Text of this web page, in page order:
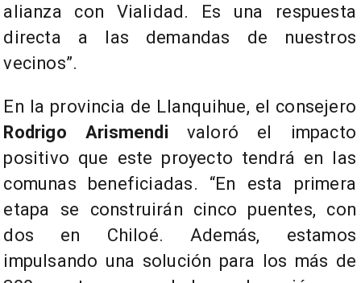
alianza con Vialidad. Es una respuesta
directa a las demandas de nuestros
vecinos”.
En la provincia de Llanquihue, el consejero
Rodrigo Arismendi valoró el impacto
positivo que este proyecto tendrá en las
comunas beneficiadas. “En esta primera
etapa se construirán cinco puentes, con
dos en Chiloé. Además, estamos
impulsando una solución para los más de